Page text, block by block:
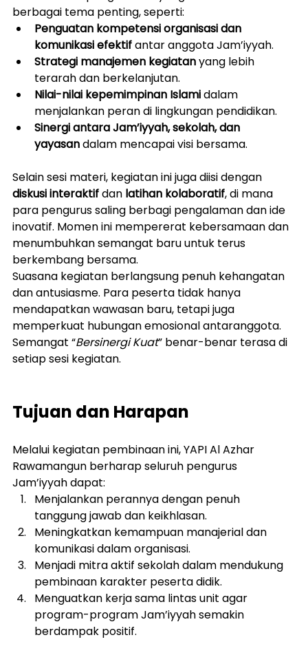
berbagai tema penting, seperti:
Penguatan kompetensi organisasi dan
komunikasi efektif antar anggota Jam’iyyah.
Strategi manajemen kegiatan yang lebih
terarah dan berkelanjutan.
Nilai-nilai kepemimpinan Islami dalam
menjalankan peran di lingkungan pendidikan.
Sinergi antara Jam’iyyah, sekolah, dan
yayasan dalam mencapai visi bersama.
Selain sesi materi, kegiatan ini juga diisi dengan
diskusi interaktif dan latihan kolaboratif, di mana
para pengurus saling berbagi pengalaman dan ide
inovatif. Momen ini mempererat kebersamaan dan
menumbuhkan semangat baru untuk terus
berkembang bersama.
Suasana kegiatan berlangsung penuh kehangatan
dan antusiasme. Para peserta tidak hanya
mendapatkan wawasan baru, tetapi juga
memperkuat hubungan emosional antaranggota.
Semangat “Bersinergi Kuat” benar-benar terasa di
setiap sesi kegiatan.
Tujuan dan Harapan
Melalui kegiatan pembinaan ini, YAPI Al Azhar
Rawamangun berharap seluruh pengurus
Jam’iyyah dapat:
Menjalankan perannya dengan penuh
tanggung jawab dan keikhlasan.
Meningkatkan kemampuan manajerial dan
komunikasi dalam organisasi.
Menjadi mitra aktif sekolah dalam mendukung
pembinaan karakter peserta didik.
Menguatkan kerja sama lintas unit agar
program-program Jam’iyyah semakin
berdampak positif.